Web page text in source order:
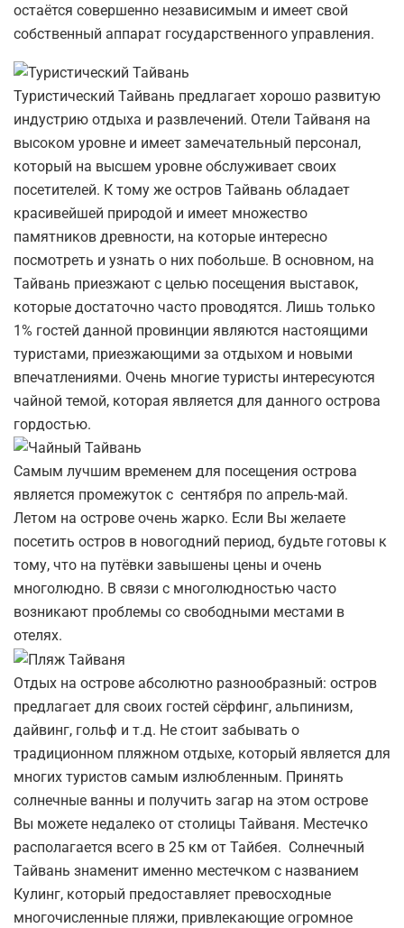
остаётся совершенно независимым и имеет свой
собственный аппарат государственного управления.
Туристический Тайвань предлагает хорошо развитую
индустрию отдыха и развлечений. Отели Тайваня на
высоком уровне и имеет замечательный персонал,
который на высшем уровне обслуживает своих
посетителей. К тому же остров Тайвань обладает
красивейшей природой и имеет множество
памятников древности, на которые интересно
посмотреть и узнать о них побольше. В основном, на
Тайвань приезжают с целью посещения выставок,
которые достаточно часто проводятся. Лишь только
1% гостей данной провинции являются настоящими
туристами, приезжающими за отдыхом и новыми
впечатлениями. Очень многие туристы интересуются
чайной темой, которая является для данного острова
гордостью.
Самым лучшим временем для посещения острова
является промежуток с сентября по апрель-май.
Летом на острове очень жарко. Если Вы желаете
посетить остров в новогодний период, будьте готовы к
тому, что на путёвки завышены цены и очень
многолюдно. В связи с многолюдностью часто
возникают проблемы со свободными местами в
отелях.
Отдых на острове абсолютно разнообразный: остров
предлагает для своих гостей сёрфинг, альпинизм,
дайвинг, гольф и т.д. Не стоит забывать о
традиционном пляжном отдыхе, который является для
многих туристов самым излюбленным. Принять
солнечные ванны и получить загар на этом острове
Вы можете недалеко от столицы Тайваня. Местечко
располагается всего в 25 км от Тайбея. Солнечный
Тайвань знаменит именно местечком с названием
Кулинг, который предоставляет превосходные
многочисленные пляжи, привлекающие огромное